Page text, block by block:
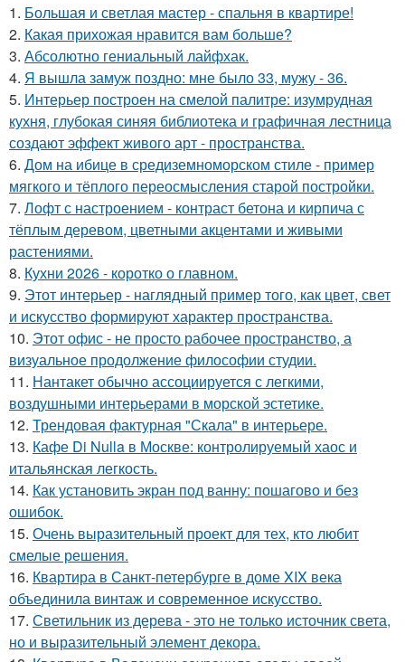
1. Большая и светлая мастер - спальня в квартире!
2. Какая прихожая нравится вам больше?
3. Абсолютно гениальный лайфхак.
4. Я вышла замуж поздно: мне было 33, мужу - 36.
5. Интерьер построен на смелой палитре: изумрудная
кухня, глубокая синяя библиотека и графичная лестница
создают эффект живого арт - пространства.
6. Дом на ибице в средиземноморском стиле - пример
мягкого и тёплого переосмысления старой постройки.
7. Лофт с настроением - контраст бетона и кирпича с
тёплым деревом, цветными акцентами и живыми
растениями.
8. Кухни 2026 - коротко о главном.
9. Этот интерьер - наглядный пример того, как цвет, свет
и искусство формируют характер пространства.
10. Этот офис - не просто рабочее пространство, а
визуальное продолжение философии студии.
11. Нантакет обычно ассоциируется с легкими,
воздушными интерьерами в морской эстетике.
12. Трендовая фактурная "Скала" в интерьере.
13. Кафе Di Nulla в Москве: контролируемый хаос и
итальянская легкость.
14. Как установить экран под ванну: пошагово и без
ошибок.
15. Очень выразительный проект для тех, кто любит
смелые решения.
16. Квартира в Санкт-петербурге в доме XIX века
объединила винтаж и современное искусство.
17. Светильник из дерева - это не только источник света,
но и выразительный элемент декора.